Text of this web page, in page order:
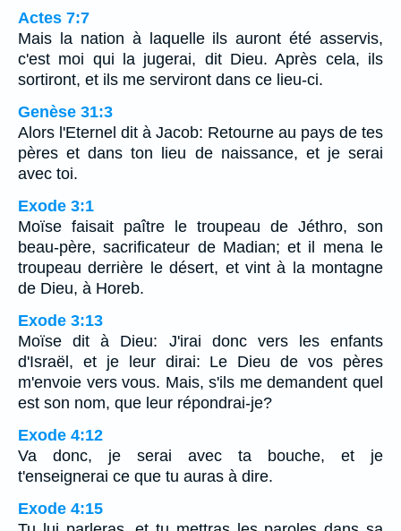
Actes 7:7
Mais la nation à laquelle ils auront été asservis,
c'est moi qui la jugerai, dit Dieu. Après cela, ils
sortiront, et ils me serviront dans ce lieu-ci.
Genèse 31:3
Alors l'Eternel dit à Jacob: Retourne au pays de tes
pères et dans ton lieu de naissance, et je serai
avec toi.
Exode 3:1
Moïse faisait paître le troupeau de Jéthro, son
beau-père, sacrificateur de Madian; et il mena le
troupeau derrière le désert, et vint à la montagne
de Dieu, à Horeb.
Exode 3:13
Moïse dit à Dieu: J'irai donc vers les enfants
d'Israël, et je leur dirai: Le Dieu de vos pères
m'envoie vers vous. Mais, s'ils me demandent quel
est son nom, que leur répondrai-je?
Exode 4:12
Va donc, je serai avec ta bouche, et je
t'enseignerai ce que tu auras à dire.
Exode 4:15